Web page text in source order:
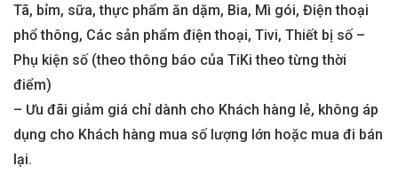
Tã, bỉm, sữa, thực phẩm ăn dặm, Bia, Mì gói, Điện thoại
phổ thông, Các sản phẩm điện thoại, Tivi, Thiết bị số –
Phụ kiện số (theo thông báo của TiKi theo từng thời
điểm)
– Ưu đãi giảm giá chỉ dành cho Khách hàng lẻ, không áp
dụng cho Khách hàng mua số lượng lớn hoặc mua đi bán
lại.